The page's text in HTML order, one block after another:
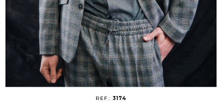
REF.: 3174